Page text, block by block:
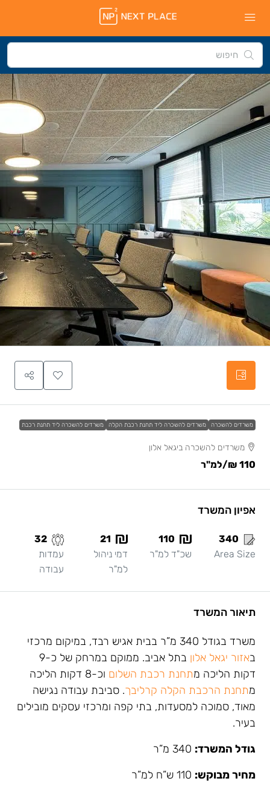
משרדים להשכרה משרדים להשכרה ליד תחנת רכבת הקלה משרדים להשכרה ליד תחנת רכבת
משרדים להשכרה ביגאל אלון
110 ₪ /למ"ר
אפיון המשרד
340
Area Size
110
שכ"ד למ"ר
21
דמי ניהול
למ"ר
32
עמדות
עבודה
תיאור המשרד
משרד בגודל 340 מ”ר בבית אגיש רבד, במיקום מרכזי
באזור יגאל אלון
בתל אביב. ממוקם במרחק של כ-9
דקות הליכה מתחנת רכבת השלום
וכ-8 דקות הליכה
מתחנת הרכבת הקלה קרליבך. סביבת עבודה נגישה
מאוד, סמוכה למסעדות, בתי קפה ומרכזי עסקים מובילים
בעיר.
גודל המשרד:
מחיר מבוקש: